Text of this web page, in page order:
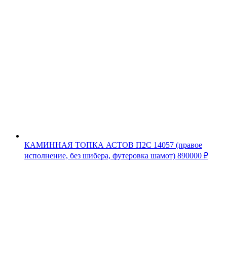
КАМИННАЯ ТОПКА АСТОВ П2С 14057 (правое
исполнение, без шибера, футеровка шамот) 890000 ₽